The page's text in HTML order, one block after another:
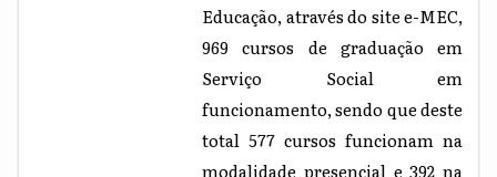
Educação, através do site e-MEC,
969 cursos de graduação em
Serviço Social em
funcionamento, sendo que deste
total 577 cursos funcionam na
modalidade presencial e 392 na